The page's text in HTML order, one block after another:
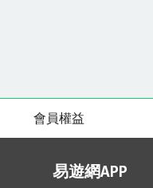
會員權益
易遊網APP